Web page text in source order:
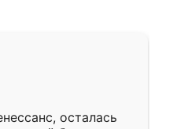
осталась